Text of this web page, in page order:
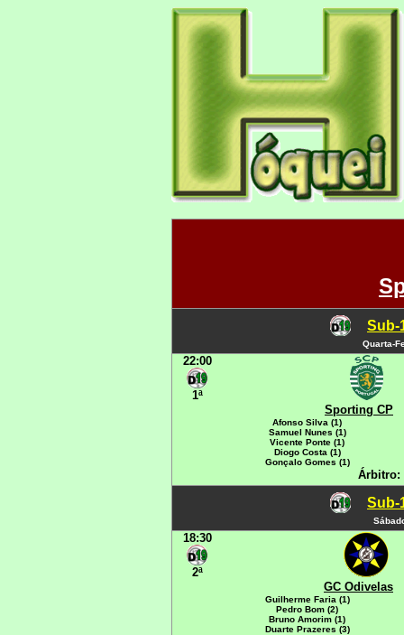
Sub-
Quarta-
22:00
1ª
Sporting CP
Afonso Silva (1)
Samuel Nunes (1)
Vicente Ponte (1)
Diogo Costa (1)
Gonçalo Gomes (1)
Árbitro:
Sub-
18:30
2ª
GC Odivelas
Guilherme Faria (1)
Pedro Bom (2)
Bruno Amorim (1)
Duarte Prazeres (3)